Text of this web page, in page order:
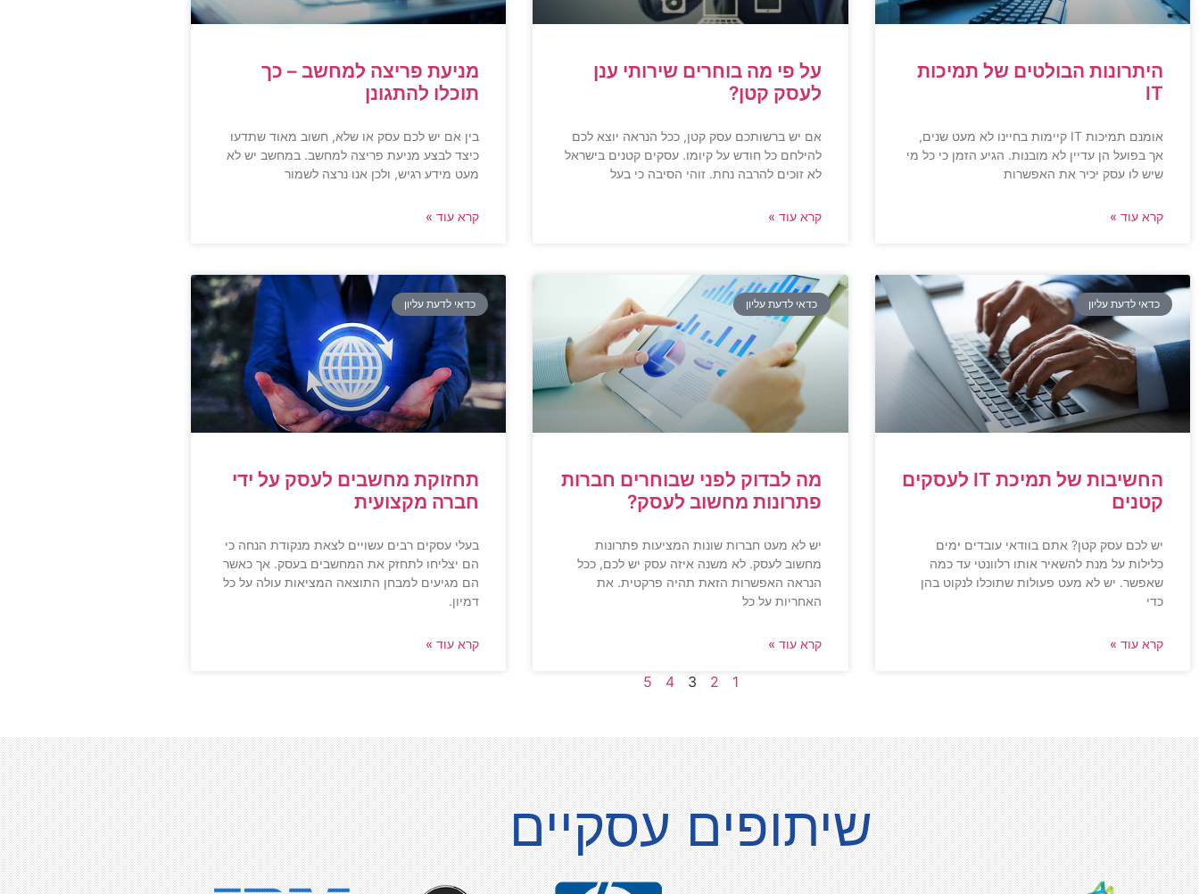
היתרונות הבולטים של תמיכות
IT
אומנם תמיכות IT קיימות בחיינו לא מעט שנים,
אך בפועל הן עדיין לא מובנות. הגיע הזמן כי כל מי
שיש לו עסק יכיר את האפשרות
קרא עוד »
על פי מה בוחרים שירותי ענן
לעסק קטן?
אם יש ברשותכם עסק קטן, ככל הנראה יוצא לכם
להילחם כל חודש על קיומו. עסקים קטנים בישראל
לא זוכים להרבה נחת. זוהי הסיבה כי בעל
קרא עוד »
מניעת פריצה למחשב – כך
תוכלו להתגונן
בין אם יש לכם עסק או שלא, חשוב מאוד שתדעו
כיצד לבצע מניעת פריצה למחשב. במחשב יש לא
מעט מידע רגיש, ולכן אנו נרצה לשמור
קרא עוד »
כדאי לדעת עליון
החשיבות של תמיכת IT לעסקים
קטנים
יש לכם עסק קטן? אתם בוודאי עובדים ימים
כלילות על מנת להשאיר אותו רלוונטי עד כמה
שאפשר. יש לא מעט פעולות שתוכלו לנקוט בהן
כדי
קרא עוד »
כדאי לדעת עליון
מה לבדוק לפני שבוחרים חברות
פתרונות מחשוב לעסק?
יש לא מעט חברות שונות המציעות פתרונות
מחשוב לעסק. לא משנה איזה עסק יש לכם, ככל
הנראה האפשרות הזאת תהיה פרקטית. את
האחריות על כל
קרא עוד »
כדאי לדעת עליון
תחזוקת מחשבים לעסק על ידי
חברה מקצועית
בעלי עסקים רבים עשויים לצאת מנקודת הנחה כי
הם יצליחו לתחזק את המחשבים בעסק. אך כאשר
הם מגיעים למבחן התוצאה המציאות עולה על כל
דמיון.
קרא עוד »
1
2
3
4
5
שיתופים עסקיים